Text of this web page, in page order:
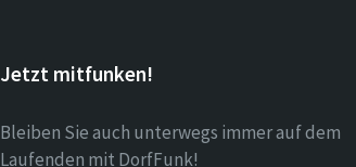
Jetzt mitfunken!
Bleiben Sie auch unterwegs immer auf dem
Laufenden mit DorfFunk!